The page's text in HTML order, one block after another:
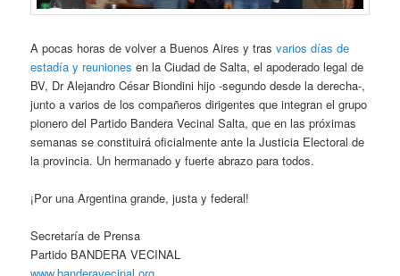
A pocas horas de volver a Buenos Aires y trasvarios días de
estadía y reuniones en la Ciudad de Salta, el apoderado legal de
BV, Dr Alejandro César Biondini hijo -segundo desde la derecha-,
junto a varios de los compañeros dirigentes que integran el grupo
pionero del Partido Bandera Vecinal Salta, que en las próximas
semanas se constituirá oficialmente ante la Justicia Electoral de
la provincia. Un hermanado y fuerte abrazo para todos.
¡Por una Argentina grande, justa y federal!
Secretaría de Prensa
Partido BANDERA VECINAL